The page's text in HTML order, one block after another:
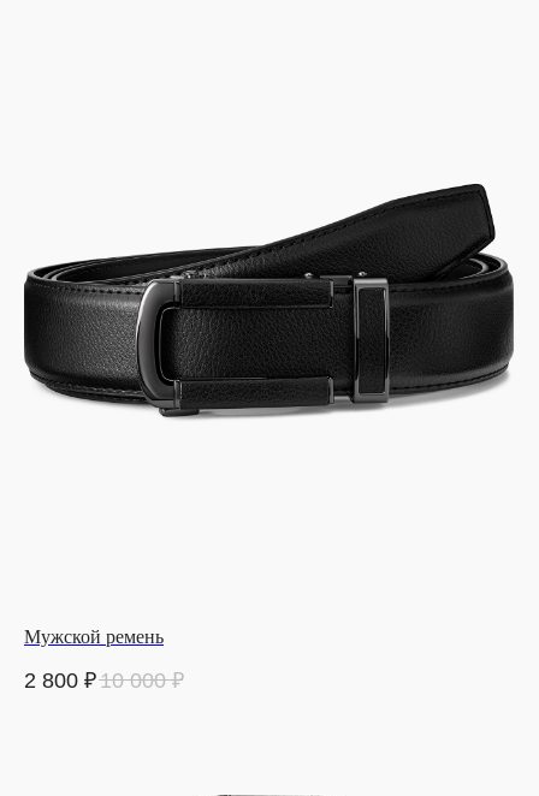
Мужской ремень
2 800 ₽10 000 ₽